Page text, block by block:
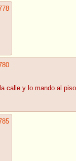
calle y lo mando al